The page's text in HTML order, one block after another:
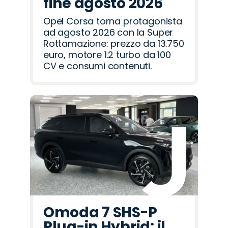
Opel Corsa torna protagonista
ad agosto 2026 con la Super
Rottamazione: prezzo da 13.750
euro, motore 1.2 turbo da 100
CV e consumi contenuti.
Omoda 7 SHS-P